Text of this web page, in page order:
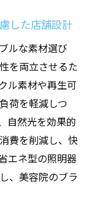
イアウト
アの工夫
図る方法
スを取る
設計ガイド
の進め方
ンスの追求
ードバック
した店舗設計
ルな素材選び
を両立させるた
ル素材や再生可
荷を軽減しつ
自然光を効果的
費を削減し、快
エネ型の照明器
、美容院のブラ